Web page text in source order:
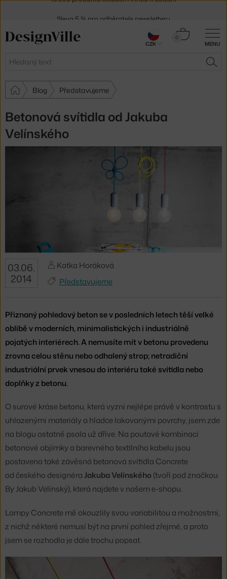
MENU
Hledat
0
Košík
Blog Představujeme
Betonová svítidla od Jakuba
Velínského
03.06.
2014
Katka Horáková
Představujeme
Přiznaný pohledový beton se v posledních letech těší velké
oblibě v moderních, minimalistických i industriálně
pojatých interiérech. A nemusíte mít v betonu provedenu
zrovna celou stěnu nebo odhalený strop; netradiční
industriální prvek vnesou do interiéru také svítidla nebo
doplňky z betonu.
O surové kráse betonu, která vyzní nejlépe právě v kontrastu s
uhlazenými materiály a hladce lakovanými povrchy, jsem zde
na blogu ostatně psala už dříve. Na poutavé kombinaci
betonové objímky a barevného textilního kabelu jsou
postavena také závěsná betonová svítidla Concrete
od českého designéraJakuba Velínského (tvoří pod značkou
By Jakub Velínský), která najdete v našem e-shopu.
Lampy Concrete mě okouzlily svou variabilitou a možnostmi,
z nichž některé nemusí být na první pohled zřejmé, a proto
jsem se rozhodla je dále trochu popsat.
CZK